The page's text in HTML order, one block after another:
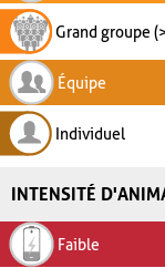
Grand groupe
Équipe
Individuel
INTENSITÉ
Faible